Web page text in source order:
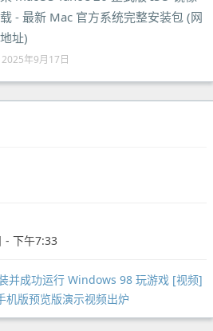
- 最新 Mac 官方系统完整安装包 (网
址)
2025年9月17日
- 下午7:33
并成功运行 Windows 98 玩游戏 [视频]
版预览版演示视频出炉